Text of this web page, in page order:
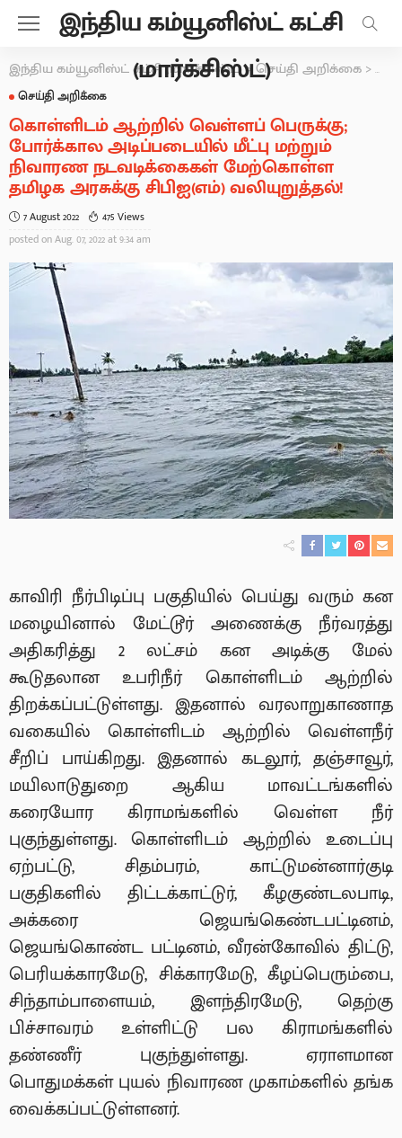
இந்திய கம்யூனிஸ்ட் கட்சி
(மார்க்சிஸ்ட்)
இந்திய கம்யூனிஸ்ட் கட்சி (மார்க்சிஸ்ட்)>செய்தி அறிக்கை >
செய்தி அறிக்கை
கொள்ளிடம் ஆற்றில் வெள்ளப் பெருக்கு;
போர்க்கால அடிப்படையில் மீட்பு மற்றும்
நிவாரண நடவடிக்கைகள் மேற்கொள்ள
தமிழக அரசுக்கு சிபிஐ(எம்) வலியுறுத்தல்!
7 August 2022
475 Views
posted onAug. 07, 2022 at 9:34 am
காவிரி நீர்பிடிப்பு பகுதியில் பெய்து வரும் கன
மழையினால் மேட்டூர் அணைக்கு நீர்வரத்து
அதிகரித்து 2 லட்சம் கன அடிக்கு மேல்
கூடுதலான உபரிநீர் கொள்ளிடம் ஆற்றில்
திறக்கப்பட்டுள்ளது. இதனால் வரலாறுகாணாத
வகையில் கொள்ளிடம் ஆற்றில் வெள்ளநீர்
சீறிப் பாய்கிறது. இதனால் கடலூர், தஞ்சாவூர்,
மயிலாடுதுறை ஆகிய மாவட்டங்களில்
கரையோர கிராமங்களில் வெள்ள நீர்
புகுந்துள்ளது. கொள்ளிடம் ஆற்றில் உடைப்பு
ஏற்பட்டு, சிதம்பரம், காட்டுமன்னார்குடி
பகுதிகளில் திட்டக்காட்டுர், கீழகுண்டலபாடி,
அக்கரை ஜெயங்கெண்டபட்டினம்,
ஜெயங்கொண்ட பட்டினம், வீரன்கோவில் திட்டு,
பெரியக்காரமேடு, சிக்காரமேடு, கீழப்பெரும்பை,
சிந்தாம்பாளையம், இளந்திரமேடு, தெற்கு
பிச்சாவரம் உள்ளிட்டு பல கிராமங்களில்
தண்ணீர் புகுந்துள்ளது. ஏராளமான
பொதுமக்கள் புயல் நிவாரண முகாம்களில் தங்க
வைக்கப்பட்டுள்ளனர்.